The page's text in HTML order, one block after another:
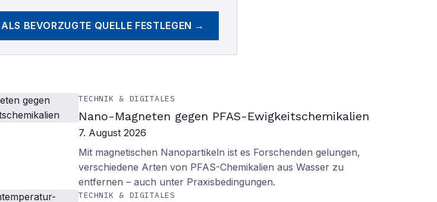
ALS BEVORZUGTE QUELLE FESTLEGEN →
TECHNIK & DIGITALES
Nano-Magneten gegen PFAS-Ewigkeitschemikalien
7. August 2026
Mit magnetischen Nanopartikeln ist es Forschenden gelungen,
verschiedene Arten von PFAS-Chemikalien aus Wasser zu
entfernen – auch unter Praxisbedingungen.
TECHNIK & DIGITALES